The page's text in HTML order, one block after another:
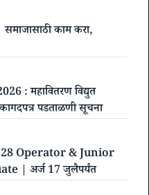
काम करा,
: महावितरण विद्युत
कागदपत्र पडताळणी सूचना
Operator & Junior
| अर्ज 17 जुलैपर्यंत